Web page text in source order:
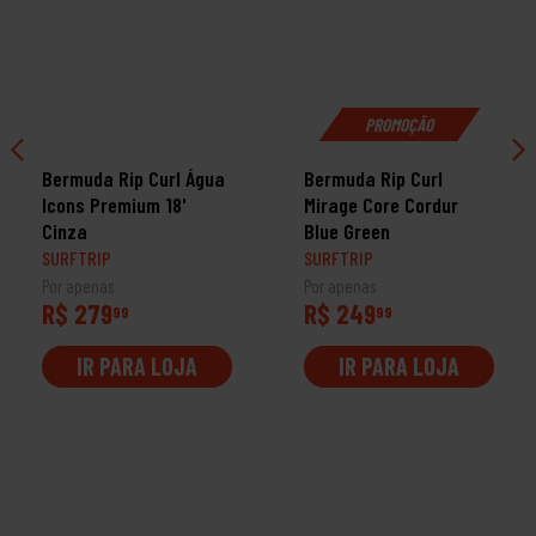
Bermuda Rip Curl Água
Icons Premium 18'
Cinza
SURFTRIP
Por apenas
R$ 27999
IR PARA LOJA
PROMOÇÃO
Bermuda Rip Curl
Mirage Core Cordur
Blue Green
SURFTRIP
Por apenas
R$ 24999
IR PARA LOJA